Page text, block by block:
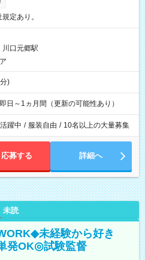
定あり。
川口元郷駅
)
日～1ヵ月間（更新の可能性あり）
躍中 / 服装自由 / 10名以上の大量募集
応募する 詳細へ
未読
未経験から好き
発OK◎試験監督